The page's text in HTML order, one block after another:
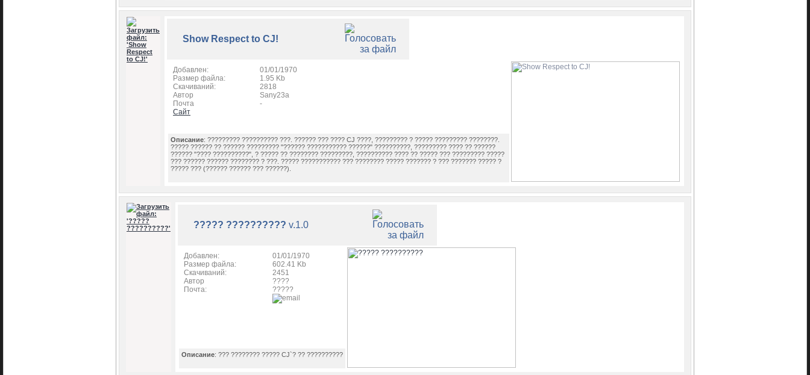
Show Respect to CJ!
Добавлен:
Размер файла:
Скачиваний:
Автор
Почта
Сайт
01/01/1970
1.95 Kb
2818
Sany23a
-
Описание: ????????? ?????????? ???. ?????? ??? ???? CJ ????, ????????? ? ????? ????????? ????????.
????? ?????? ?? ?????? ????????? "?????? ??????????? ??????" ??????????, ????????? ???? ?? ??????
?????? "???? ??????????", ? ????? ?? ???????? ?????????, ?????????? ???? ?? ????? ??? ????????? ?????
??? ?????? ?????? ???????? ? ???. ????? ??????????? ??? ???????? ????? ??????? ? ??? ??????? ????? ?
????? ??? (?????? ?????? ??? ??????).
????? ?????????? v.1.0
Добавлен:
Размер файла:
Скачиваний:
Автор
Почта:
01/01/1970
602.41 Kb
2451
????
?????
Описание: ??? ???????? ????? CJ`? ?? ??????????